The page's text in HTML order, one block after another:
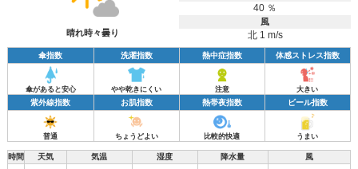
晴れ時々曇り
40 ％
風
北 1 m/s
傘指数 洗濯指数 熱中症指数 体感ストレス指数
傘があると安心 やや乾きにくい 注意 大きい
紫外線指数 お肌指数 熱帯夜指数 ビール指数
普通 ちょうどよい 比較的快適 うまい
時間 天気 気温 湿度 降水量 風